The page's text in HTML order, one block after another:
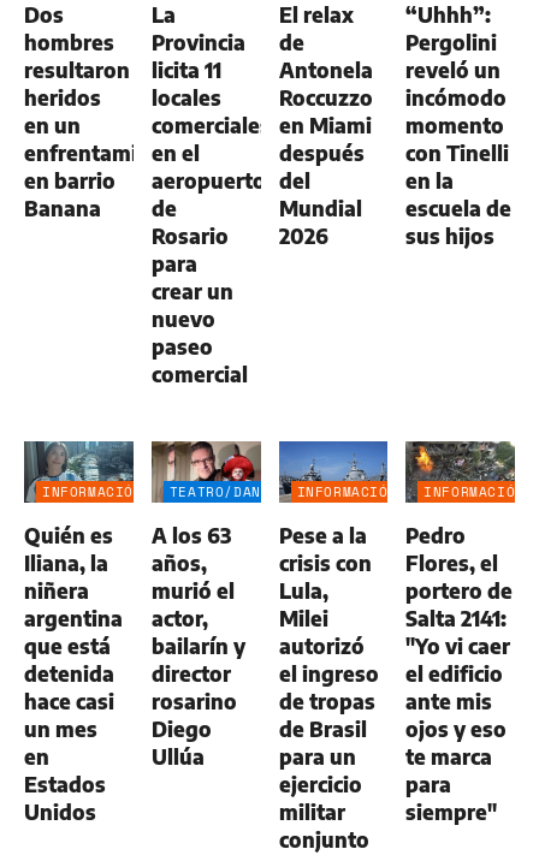
Dos
hombres
resultaron
heridos
en un
enfrentamiento
en barrio
Banana
La
Provincia
licita 11
locales
comerciales
en el
aeropuerto
de
Rosario
para
crear un
nuevo
paseo
comercial
El relax
de
Antonela
Roccuzzo
en Miami
después
del
Mundial
2026
“Uhhh”:
Pergolini
reveló un
incómodo
momento
con Tinelli
en la
escuela de
sus hijos
INFORMACIÓN
Quién es
Iliana, la
niñera
argentina
que está
detenida
hace casi
un mes
en
Estados
Unidos
TEATRO/DANZA
A los 63
años,
murió el
actor,
bailarín y
director
rosarino
Diego
Ullúa
INFORMACIÓN
Pese a la
crisis con
Lula,
Milei
autorizó
el ingreso
de tropas
de Brasil
para un
ejercicio
militar
conjunto
INFORMACIÓN
Pedro
Flores, el
portero de
Salta 2141:
"Yo vi caer
el edificio
ante mis
ojos y eso
te marca
para
siempre"